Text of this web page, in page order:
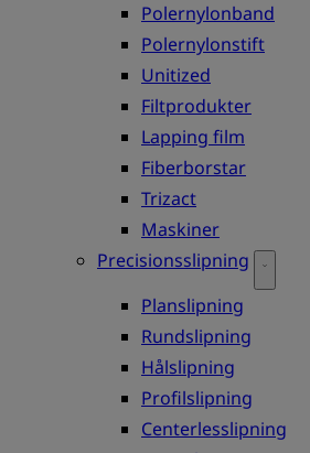
Polernylonband
Polernylonstift
Unitized
Filtprodukter
Lapping film
Fiberborstar
Trizact
Maskiner
Precisionsslipning
Planslipning
Rundslipning
Hålslipning
Profilslipning
Centerlesslipning